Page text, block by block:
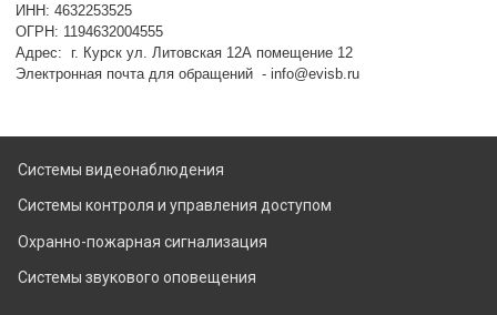
ИНН: 4632253525
ОГРН: 1194632004555
Адрес: г. Курск ул. Литовская 12А помещение 12
Электронная почта для обращений - info@evisb.ru
Системы видеонаблюдения
Системы контроля и управления доступом
Охранно-пожарная сигнализация
Системы звукового оповещения